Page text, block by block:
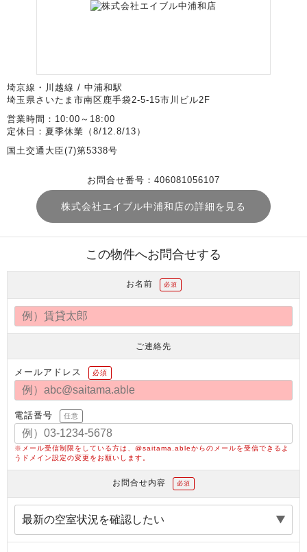
埼京線・川越線 / 中浦和駅
埼玉県さいたま市南区鹿手袋2-5-15市川ビル2F
営業時間：10:00～18:00
定休日：夏季休業（8/12.8/13）
国土交通大臣(7)第5338号
お問合せ番号：406081056107
株式会社エイブル中浦和店の詳細を見る
この物件へお問合せする
お名前 必須
ご連絡先
メールアドレス 必須
電話番号 任意
※メール受信制限をしている方は、@saitama.ableからのメールを受信できるよ
うドメイン設定の変更をお願いします。
お問合せ内容 必須